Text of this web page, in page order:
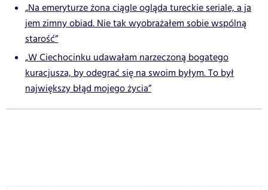
„Na emeryturze żona ciągle ogląda tureckie seriale, a ja
jem zimny obiad. Nie tak wyobrażałem sobie wspólną
starość”
„W Ciechocinku udawałam narzeczoną bogatego
kuracjusza, by odegrać się na swoim byłym. To był
największy błąd mojego życia”